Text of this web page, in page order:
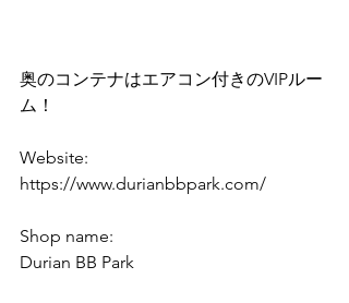
奥のコンテナはエアコン付きのVIPルー
ム！
Website:
https://www.durianbbpark.com/
Shop name:
Durian BB Park